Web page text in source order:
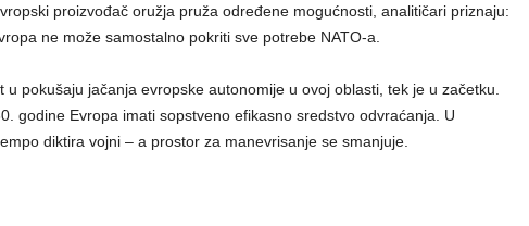
proizvođač oružja pruža određene mogućnosti, analitičari priznaju:
ne može samostalno pokriti sve potrebe NATO-a.
u pokušaju jačanja evropske autonomije u ovoj oblasti, tek je u začetku.
godine Evropa imati sopstveno efikasno sredstvo odvraćanja. U
diktira vojni – a prostor za manevrisanje se smanjuje.